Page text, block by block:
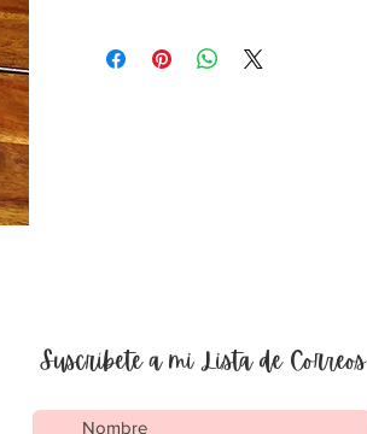
Suscríbete a mi Lista de Correos